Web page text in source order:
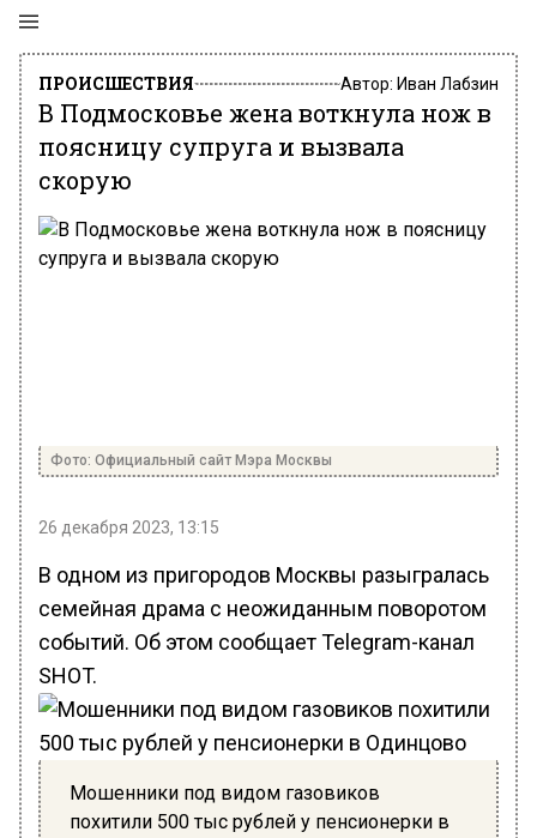
ПРОИСШЕСТВИЯ Автор: Иван Лабзин
В Подмосковье жена воткнула нож в
поясницу супруга и вызвала
скорую
Фото: Официальный сайт Мэра Москвы
26 декабря 2023, 13:15
В одном из пригородов Москвы разыгралась
семейная драма с неожиданным поворотом
событий. Об этом сообщает Telegram-канал
SHOT.
Мошенники под видом газовиков
похитили 500 тыс рублей у пенсионерки в